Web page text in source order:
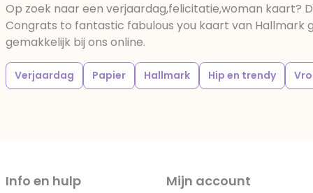
Op zoek naar een verjaardag,felicitatie,woman kaart?
Congrats to fantastic fabulous you kaart van Hallmark
gemakkelijk bij ons online.
Verjaardag Papier Hallmark Hip en trendy
Info en hulp Mijn account